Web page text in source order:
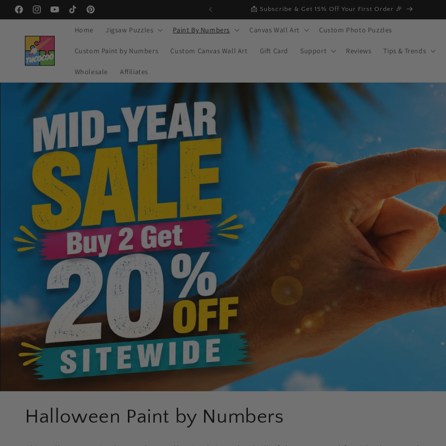
към
съдържанието
FacebookInstagramYouTubeTikTokPinterest
🔥 MID-YEAR SALE – Buy 2 Get 20% OFF 📩 Subscribe & Get 15% Off Your First Order 🎉
Home Jigsaw Puzzles Paint By Numbers Canvas Wall Art Custom Photo Puzzles
Custom Paint by Numbers Custom Canvas Wall Art Gift Card Support Reviews Tips & Trends
Wholesale Affiliates
К
Halloween Paint by Numbers